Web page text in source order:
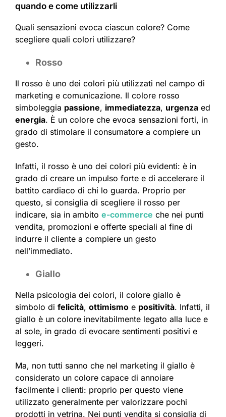
quando e come utilizzarli
Quali sensazioni evoca ciascun colore? Come
scegliere quali colori utilizzare?
Rosso
Il rosso è uno dei colori più utilizzati nel campo di
marketing e comunicazione. Il colore rosso
simboleggia passione, immediatezza, urgenza ed
energia. È un colore che evoca sensazioni forti, in
grado di stimolare il consumatore a compiere un
gesto.
Infatti, il rosso è uno dei colori più evidenti: è in
grado di creare un impulso forte e di accelerare il
battito cardiaco di chi lo guarda. Proprio per
questo, si consiglia di scegliere il rosso per
indicare, sia in ambito e-commerce che nei punti
vendita, promozioni e offerte speciali al fine di
indurre il cliente a compiere un gesto
nell’immediato.
Giallo
Nella psicologia dei colori, il colore giallo è
simbolo di felicità, ottimismo e positività. Infatti, il
giallo è un colore inevitabilmente legato alla luce e
al sole, in grado di evocare sentimenti positivi e
leggeri.
Ma, non tutti sanno che nel marketing il giallo è
considerato un colore capace di annoiare
facilmente i clienti: proprio per questo viene
utilizzato generalmente per valorizzare pochi
prodotti in vetrina. Nei punti vendita si consiglia di